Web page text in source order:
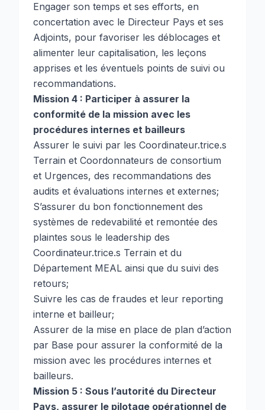
Engager son temps et ses efforts, en
concertation avec le Directeur Pays et ses
Adjoints, pour favoriser les déblocages et
alimenter leur capitalisation, les leçons
apprises et les éventuels points de suivi ou
recommandations.
Mission 4 : Participer à assurer la
conformité de la mission avec les
procédures internes et bailleurs
Assurer le suivi par les Coordinateur.trice.s
Terrain et Coordonnateurs de consortium
et Urgences, des recommandations des
audits et évaluations internes et externes;
S’assurer du bon fonctionnement des
systèmes de redevabilité et remontée des
plaintes sous le leadership des
Coordinateur.trice.s Terrain et du
Département MEAL ainsi que du suivi des
retours;
Suivre les cas de fraudes et leur reporting
interne et bailleur;
Assurer de la mise en place de plan d’action
par Base pour assurer la conformité de la
mission avec les procédures internes et
bailleurs.
Mission 5 : Sous l’autorité du Directeur
Pays, assurer le pilotage opérationnel de